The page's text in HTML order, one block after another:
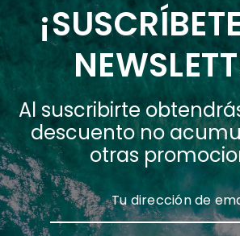
Al suscribirte
descuento no
otras